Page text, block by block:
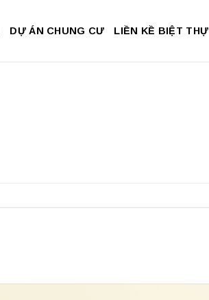
DỰ ÁN CHUNG CƯ LIỀN KỀ BIỆT THỰ